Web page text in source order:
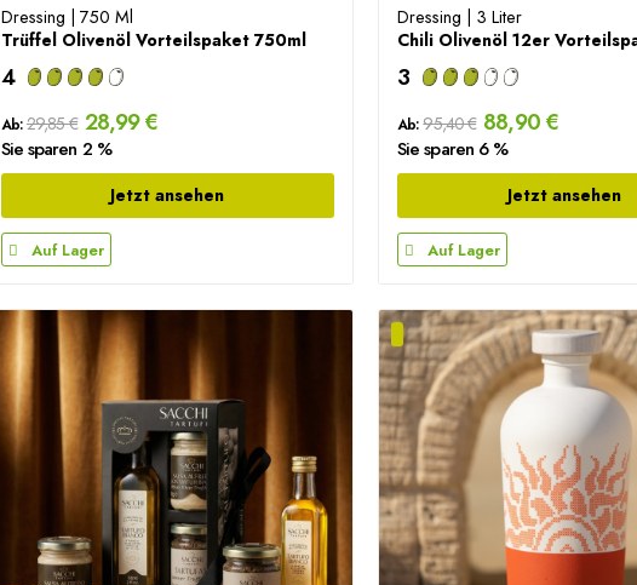
Dressing | 750 Ml
Trüffel Olivenöl Vorteilspaket 750ml
4
Ab: 29,85 € 28,99 €
Sie sparen 2 %
Jetzt ansehen
Auf Lager
Dressing | 3 Liter
Chili Olivenöl 12er
3
Ab: 95,40 € 88,90 €
Sie sparen 6 %
Jetzt ansehen
Auf Lager